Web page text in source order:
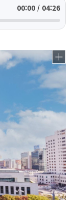
00:00 / 04:26